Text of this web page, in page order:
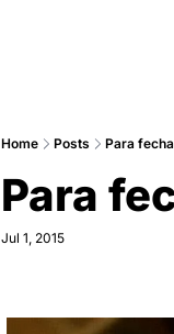
Home Posts Para
Para
Jul 1, 2015